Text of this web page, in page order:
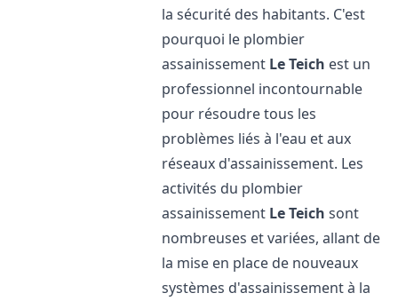
la sécurité des habitants. C'est
pourquoi le plombier
assainissement Le Teich est un
professionnel incontournable
pour résoudre tous les
problèmes liés à l'eau et aux
réseaux d'assainissement. Les
activités du plombier
assainissement Le Teich sont
nombreuses et variées, allant de
la mise en place de nouveaux
systèmes d'assainissement à la